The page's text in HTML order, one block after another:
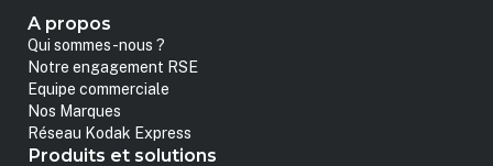
A propos
Qui sommes-nous ?
Notre engagement RSE
Equipe commerciale
Nos Marques
Réseau Kodak Express
Produits et solutions